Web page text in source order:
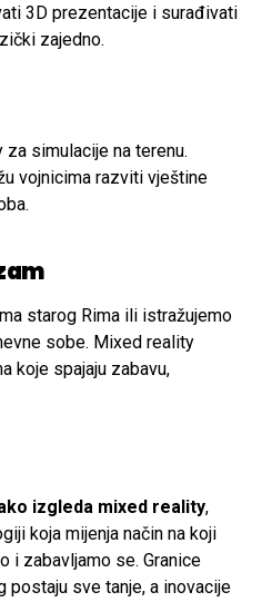
3D prezentacije i surađivati
zajedno.
simulacije na terenu.
vojnicima razviti vještine
starog Rima ili istražujemo
sobe. Mixed reality
koje spajaju zabavu,
izgleda mixed reality,
koja mijenja način na koji
i zabavljamo se. Granice
postaju sve tanje, a inovacije